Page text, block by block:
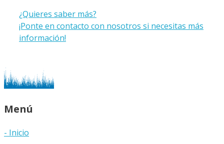
¿Quieres saber más?
¡Ponte en contacto con nosotros si necesitas más
información!
Menú
- Inicio